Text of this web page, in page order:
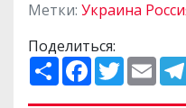
Метки: Украина
Поделиться:
П
о
F
a
T
w
E
m